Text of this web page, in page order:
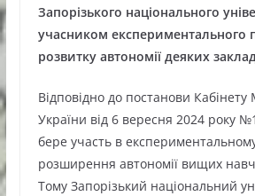
Запорізького національного
учасником експериментального
розвитку автономії деяких
Відповідно до постанови Кабінету
України від 6 вересня 2024 року
бере участь в
розширення автономії вищих
Тому Запорізький національний